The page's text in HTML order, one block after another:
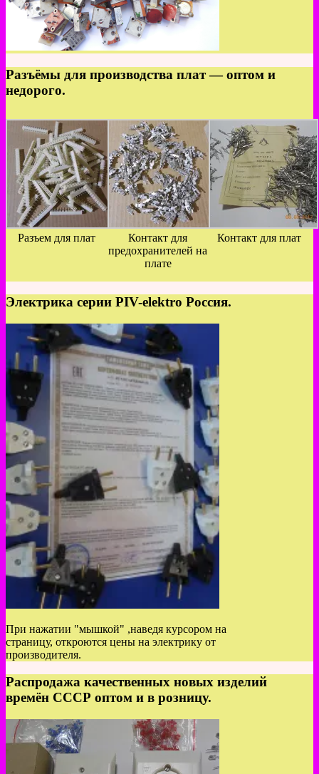
Разъёмы для производства плат — оптом и
недорого.
Разъем для плат
Контакт для
предохранителей на
плате
Контакт для плат
Электрика серии PIV-elektro Россия.
При нажатии "мышкой" ,наведя курсором на
страницу, откроются цены на электрику от
производителя.
Распродажа качественных новых изделий
времён СССР оптом и в розницу.